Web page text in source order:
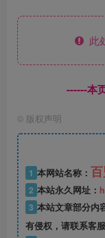
此
------本
© 版权声明
1 本网站名称：
2 本站永久网址：
3 本站文章部分内
有侵权，请联系客